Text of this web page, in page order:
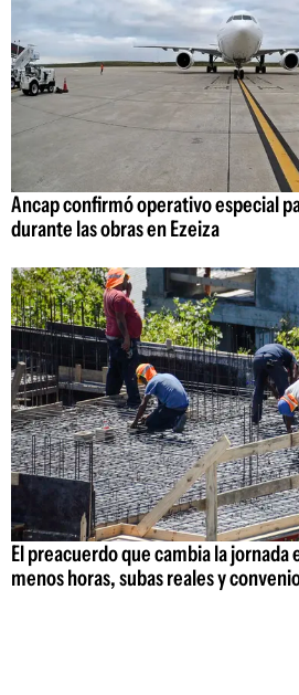
Ancap confirmó operativo especial
durante las obras en Ezeiza
El preacuerdo que cambia la jornada
menos horas, subas reales y